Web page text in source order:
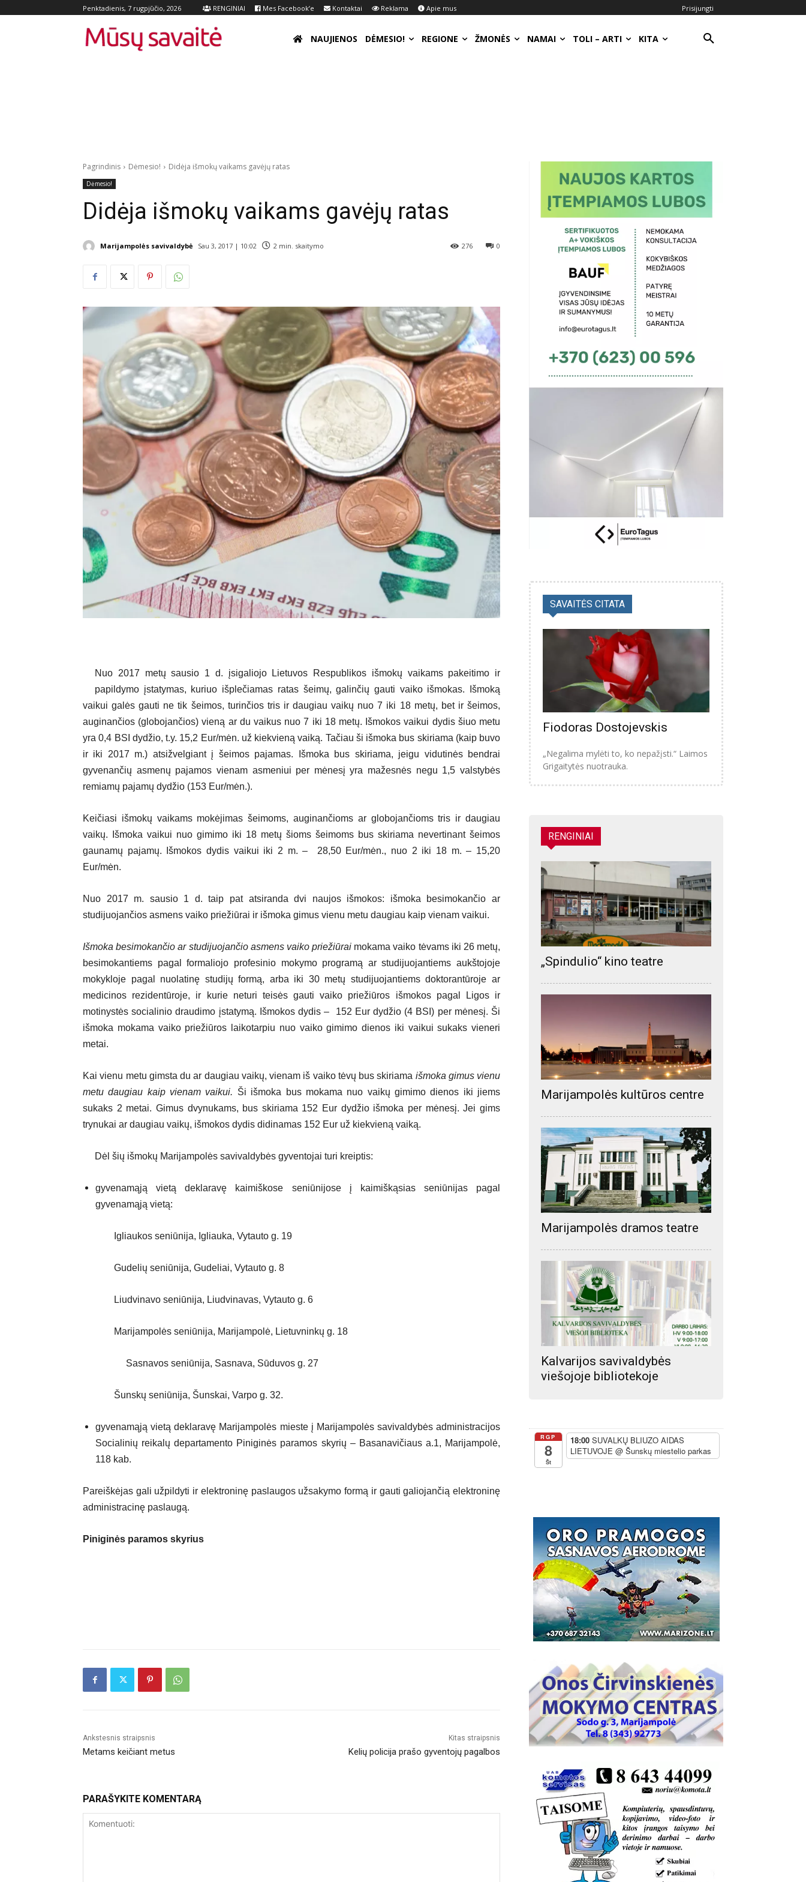
Penktadienis, 7 rugpjūčio, 2026 RENGINIAI Mes Facebook’e Kontaktai Reklama Apie mus Prisijungti
NAUJIENOS DĖMESIO! REGIONE ŽMONĖS NAMAI TOLI – ARTI KITA
Pagrindinis Dėmesio! Didėja išmokų vaikams gavėjų ratas
Dėmesio!
Didėja išmokų vaikams gavėjų ratas
Marijampolės savivaldybė Sau 3, 2017 | 10:02 2 min. skaitymo 0
276
Nuo 2017 metų sausio 1 d. įsigaliojo Lietuvos Respublikos išmokų vaikams pakeitimo ir
papildymo įstatymas, kuriuo išplečiamas ratas šeimų, galinčių gauti vaiko išmokas. Išmoką
vaikui galės gauti ne tik šeimos, turinčios tris ir daugiau vaikų nuo 7 iki 18 metų, bet ir šeimos,
auginančios (globojančios) vieną ar du vaikus nuo 7 iki 18 metų. Išmokos vaikui dydis šiuo metu
yra 0,4 BSI dydžio, t.y. 15,2 Eur/mėn. už kiekvieną vaiką. Tačiau ši išmoka bus skiriama (kaip buvo
ir iki 2017 m.) atsižvelgiant į šeimos pajamas. Išmoka bus skiriama, jeigu vidutinės bendrai
gyvenančių asmenų pajamos vienam asmeniui per mėnesį yra mažesnės negu 1,5 valstybės
remiamų pajamų dydžio (153 Eur/mėn.).
Keičiasi išmokų vaikams mokėjimas šeimoms, auginančioms ar globojančioms tris ir daugiau
vaikų. Išmoka vaikui nuo gimimo iki 18 metų šioms šeimoms bus skiriama nevertinant šeimos
gaunamų pajamų. Išmokos dydis vaikui iki 2 m. – 28,50 Eur/mėn., nuo 2 iki 18 m. – 15,20
Eur/mėn.
Nuo 2017 m. sausio 1 d. taip pat atsiranda dvi naujos išmokos: išmoka besimokančio ar
studijuojančios asmens vaiko priežiūrai ir išmoka gimus vienu metu daugiau kaip vienam vaikui.
Išmoka besimokančio ar studijuojančio asmens vaiko priežiūrai mokama vaiko tėvams iki 26 metų,
besimokantiems pagal formaliojo profesinio mokymo programą ar studijuojantiems aukštojoje
mokykloje pagal nuolatinę studijų formą, arba iki 30 metų studijuojantiems doktorantūroje ar
medicinos rezidentūroje, ir kurie neturi teisės gauti vaiko priežiūros išmokos pagal Ligos ir
motinystės socialinio draudimo įstatymą. Išmokos dydis – 152 Eur dydžio (4 BSI) per mėnesį. Ši
išmoka mokama vaiko priežiūros laikotarpiu nuo vaiko gimimo dienos iki vaikui sukaks vieneri
metai.
Kai vienu metu gimsta du ar daugiau vaikų, vienam iš vaiko tėvų bus skiriama išmoka gimus vienu
metu daugiau kaip vienam vaikui. Ši išmoka bus mokama nuo vaikų gimimo dienos iki jiems
sukaks 2 metai. Gimus dvynukams, bus skiriama 152 Eur dydžio išmoka per mėnesį. Jei gims
trynukai ar daugiau vaikų, išmokos dydis didinamas 152 Eur už kiekvieną vaiką.
Dėl šių išmokų Marijampolės savivaldybės gyventojai turi kreiptis:
gyvenamąją vietą deklaravę kaimiškose seniūnijose į kaimiškąsias seniūnijas pagal
gyvenamąją vietą:
Igliaukos seniūnija, Igliauka, Vytauto g. 19
Gudelių seniūnija, Gudeliai, Vytauto g. 8
Liudvinavo seniūnija, Liudvinavas, Vytauto g. 6
Marijampolės seniūnija, Marijampolė, Lietuvninkų g. 18
Sasnavos seniūnija, Sasnava, Sūduvos g. 27
Šunskų seniūnija, Šunskai, Varpo g. 32.
gyvenamąją vietą deklaravę Marijampolės mieste į Marijampolės savivaldybės administracijos
Socialinių reikalų departamento Piniginės paramos skyrių – Basanavičiaus a.1, Marijampolė,
118 kab.
Pareiškėjas gali užpildyti ir elektroninę paslaugos užsakymo formą ir gauti galiojančią elektroninę
administracinę paslaugą.
Piniginės paramos skyrius
Ankstesnis straipsnis
Metams keičiant metus
Kitas straipsnis
Kelių policija prašo gyventojų pagalbos
PARAŠYKITE KOMENTARĄ
SAVAITĖS CITATA
Fiodoras Dostojevskis
„Negalima mylėti to, ko nepažįsti.“ Laimos
Grigaitytės nuotrauka.
RENGINIAI
„Spindulio“ kino teatre
Marijampolės kultūros centre
Marijampolės dramos teatre
Kalvarijos savivaldybės
viešojoje bibliotekoje
RGP
8
Št
18:00 SUVALKŲ BLIUZO AIDAS
LIETUVOJE @ Šunskų miestelio parkas